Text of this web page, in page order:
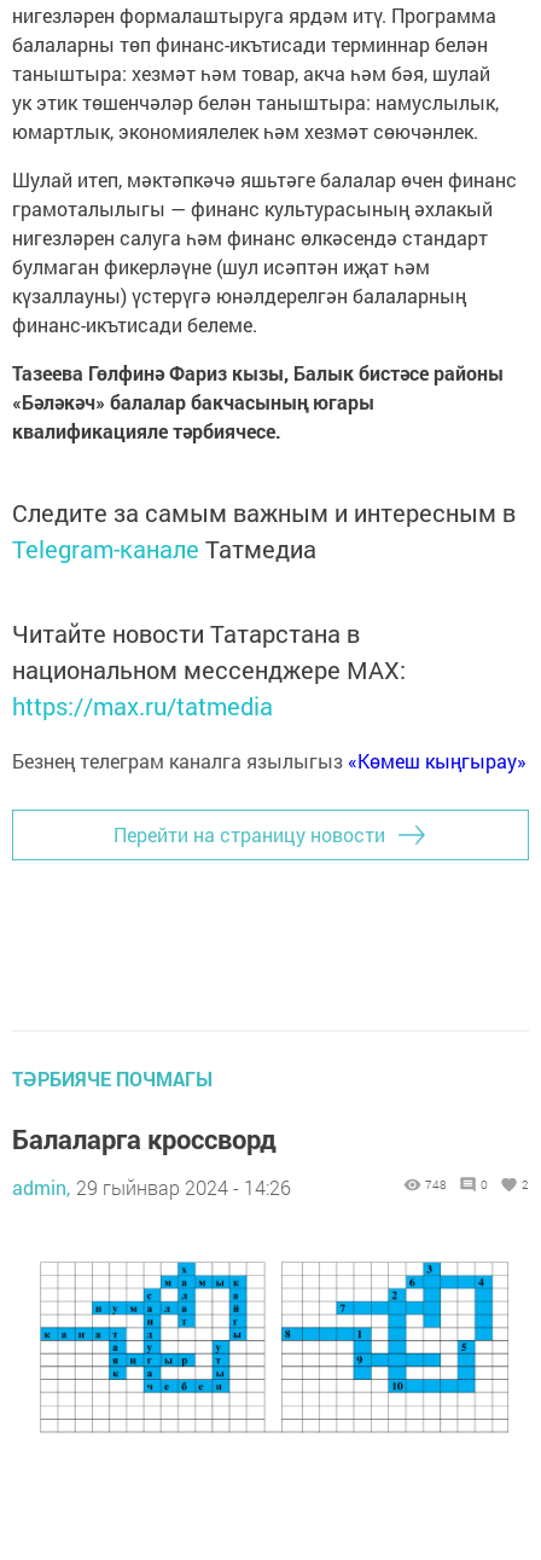
нигезләрен формалаштыруга ярдәм итү. Программа
балаларны төп финанс-икътисади терминнар белән
таныштыра: хезмәт һәм товар, акча һәм бәя, шулай
ук этик төшенчәләр белән таныштыра: намуслылык,
юмартлык, экономиялелек һәм хезмәт сөючәнлек.
Шулай итеп, мәктәпкәчә яшьтәге балалар өчен финанс
грамоталылыгы — финанс культурасының әхлакый
нигезләрен салуга һәм финанс өлкәсендә стандарт
булмаган фикерләүне (шул исәптән иҗат һәм
күзаллауны) үстерүгә юнәлдерелгән балаларның
финанс-икътисади белеме.
Тазеева Гөлфинә Фариз кызы, Балык бистәсе районы
«Бәләкәч» балалар бакчасының югары
квалификацияле тәрбиячесе.
Следите за самым важным и интересным в
Telegram-канале Татмедиа
Читайте новости Татарстана в
национальном мессенджере MАХ:
https://max.ru/tatmedia
Безнең телеграм каналга язылыгыз «Көмеш кыңгырау»
Перейти на страницу новости
ТӘРБИЯЧЕ ПОЧМАГЫ
Балаларга кроссворд
admin, 29 гыйнвар 2024 - 14:26 748 0 2